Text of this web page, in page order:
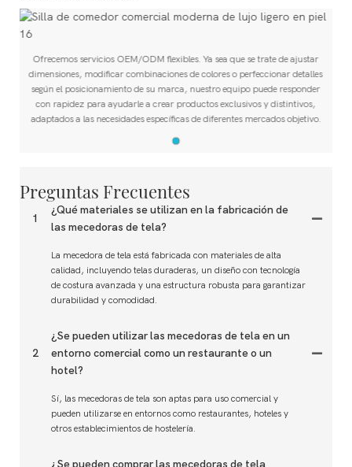
Ofrecemos servicios OEM/ODM flexibles. Ya sea que se trate de ajustar
dimensiones, modificar combinaciones de colores o perfeccionar detalles
según el posicionamiento de su marca, nuestro equipo puede responder
con rapidez para ayudarle a crear productos exclusivos y distintivos,
adaptados a las necesidades específicas de diferentes mercados objetivo.
Preguntas Frecuentes
1
¿Qué materiales se utilizan en la fabricación de
las mecedoras de tela?
La mecedora de tela está fabricada con materiales de alta
calidad, incluyendo telas duraderas, un diseño con tecnología
de costura avanzada y una estructura robusta para garantizar
durabilidad y comodidad.
2
¿Se pueden utilizar las mecedoras de tela en un
entorno comercial como un restaurante o un
hotel?
Sí, las mecedoras de tela son aptas para uso comercial y
pueden utilizarse en entornos como restaurantes, hoteles y
otros establecimientos de hostelería.
¿Se pueden comprar las mecedoras de tela